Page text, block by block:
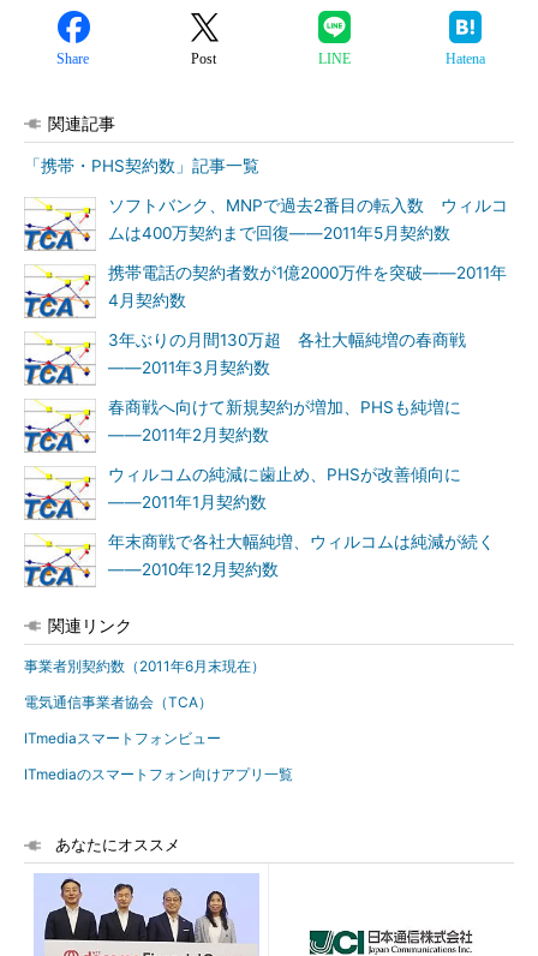
Share Post LINE Hatena
関連記事
「携帯・PHS契約数」記事一覧
ソフトバンク、MNPで過去2番目の転入数 ウィルコ
ムは400万契約まで回復――2011年5月契約数
携帯電話の契約者数が1億2000万件を突破――2011年
4月契約数
3年ぶりの月間130万超 各社大幅純増の春商戦
――2011年3月契約数
春商戦へ向けて新規契約が増加、PHSも純増に
――2011年2月契約数
ウィルコムの純減に歯止め、PHSが改善傾向に
――2011年1月契約数
年末商戦で各社大幅純増、ウィルコムは純減が続く
――2010年12月契約数
関連リンク
事業者別契約数（2011年6月末現在）
電気通信事業者協会（TCA）
ITmediaスマートフォンビュー
ITmediaのスマートフォン向けアプリ一覧
あなたにオススメ